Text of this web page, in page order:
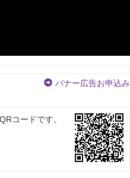
バナー広告お申込み
コードです。